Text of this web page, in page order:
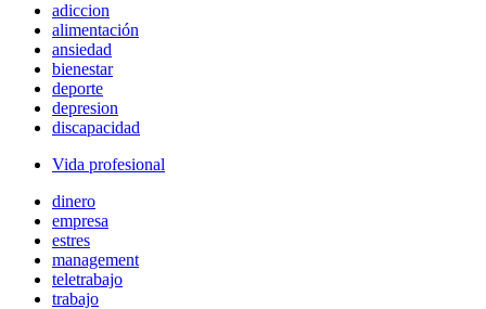
adiccion
alimentación
ansiedad
bienestar
deporte
depresion
discapacidad
Vida profesional
dinero
empresa
estres
management
teletrabajo
trabajo